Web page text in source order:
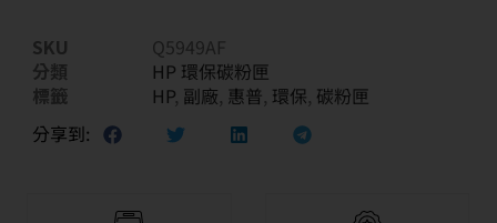
SKU
Q5949AF
分類
HP 環保碳粉匣
標籤
HP, 副廠, 惠普, 環保, 碳粉匣
分享到: